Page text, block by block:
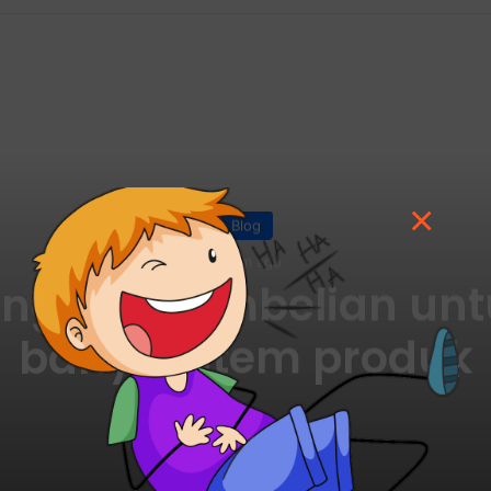
Blog
10 jam ago
pembelian
banyak item produk
×